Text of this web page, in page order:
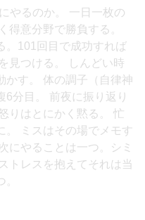
やるのか。 一日一枚の
得意分野で勝負する。
。101回目で成功すれば
見つける。 しんどい時
かす。 体の調子（自律神
6分目。 前夜に振り返り
りはとにかく黙る。 忙
。 ミスはその場でメモす
やることは一つ。シミ
トレスを抱えてそれは当